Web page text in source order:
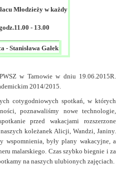
Młodzieży w każdy
- 13.00
- Stanisława Gałek
w Tarnowie w dniu 19.06.2015R.
2014/2015.
cotygodniowych spotkań, w których
poznawaliśmy nowe technologie,
przed wakacjami rozszerzone
koleżanek Alicji, Wandzi, Janiny.
wspomnienia, były plany wakacyjne, a
malarskiego. Czas szybko biegnie i za
na naszych ulubionych zajęciach.